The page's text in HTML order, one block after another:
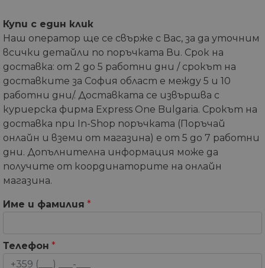
Купи с един клик
Наш оператор ще се свърже с Вас, за да уточним
всички детайли по поръчката Ви. Срок на
доставка: от 2 до 5 работни дни / срокът на
доставките за София област е между 5 и 10
работни дни/. Доставката се извършва с
куриерска фирма Express One Bulgaria. Срокът на
доставка при In-Shop поръчката (Поръчай
онлайн и вземи от магазина) е от 5 до 7 работни
дни. Допълнителна информация може да
получите от координаторите на онлайн
магазина.
Име и фамилия *
Телефон *